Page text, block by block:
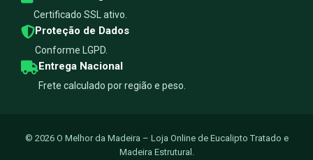
Certificado SSL ativo.
Proteção de Dados
Conforme LGPD.
Entrega Nacional
Frete calculado por região e peso.
© 2026 O Melhor da Madeira – Loja Online de Eucalipto Tratado e
Madeira Estrutural.